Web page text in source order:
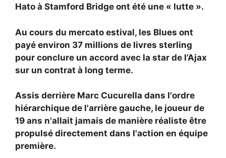
Hato à Stamford Bridge ont été une « lutte ».
Au cours du mercato estival, les Blues ont
payé environ 37 millions de livres sterling
pour conclure un accord avec la star de l’Ajax
sur un contrat à long terme.
Assis derrière Marc Cucurella dans l'ordre
hiérarchique de l'arrière gauche, le joueur de
19 ans n'allait jamais de manière réaliste être
propulsé directement dans l'action en équipe
première.